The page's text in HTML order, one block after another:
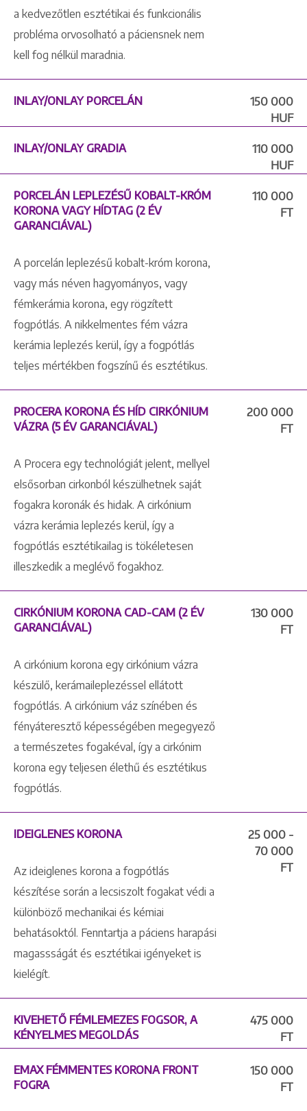
a kedvezőtlen esztétikai és funkcionális
probléma orvosolható a páciensnek nem
kell fog nélkül maradnia.
INLAY/ONLAY PORCELÁN
150 000
HUF
INLAY/ONLAY GRADIA
110 000
HUF
PORCELÁN LEPLEZÉSŰ KOBALT-KRÓM
KORONA VAGY HÍDTAG (2 ÉV
GARANCIÁVAL)
A porcelán leplezésű kobalt-króm korona,
vagy más néven hagyományos, vagy
fémkerámia korona, egy rögzített
fogpótlás. A nikkelmentes fém vázra
kerámia leplezés kerül, így a fogpótlás
teljes mértékben fogszínű és esztétikus.
110 000
FT
PROCERA KORONA ÉS HÍD CIRKÓNIUM
VÁZRA (5 ÉV GARANCIÁVAL)
A Procera egy technológiát jelent, mellyel
elsősorban cirkonból készülhetnek saját
fogakra koronák és hidak. A cirkónium
vázra kerámia leplezés kerül, így a
fogpótlás esztétikailag is tökéletesen
illeszkedik a meglévő fogakhoz.
200 000
FT
CIRKÓNIUM KORONA CAD-CAM (2 ÉV
GARANCIÁVAL)
A cirkónium korona egy cirkónium vázra
készülő, kerámaileplezéssel ellátott
fogpótlás. A cirkónium váz színében és
fényáteresztő képességében megegyező
a természetes fogakéval, így a cirkónim
korona egy teljesen élethű és esztétikus
fogpótlás.
130 000
FT
IDEIGLENES KORONA
Az ideiglenes korona a fogpótlás
készítése során a lecsiszolt fogakat védi a
különböző mechanikai és kémiai
behatásoktól. Fenntartja a páciens harapási
magassságát és esztétikai igényeket is
kielégít.
25 000 -
70 000
FT
KIVEHETŐ FÉMLEMEZES FOGSOR, A
KÉNYELMES MEGOLDÁS
475 000
FT
EMAX FÉMMENTES KORONA FRONT
FOGRA
150 000
FT